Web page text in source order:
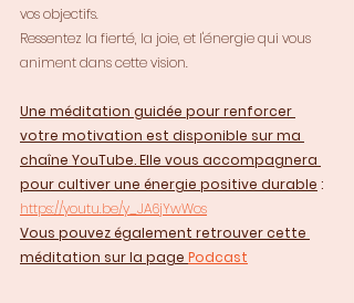
vos objectifs.
Ressentez la fierté, la joie, et l'énergie qui vous
animent dans cette vision.
Une méditation guidée pour renforcer
votre motivation est disponible sur ma
chaîne YouTube. Elle vous accompagnera
pour cultiver une énergie positive durable :
https://youtu.be/y_JA6jYwWos
Vous pouvez également retrouver cette
méditation sur la page Podcast